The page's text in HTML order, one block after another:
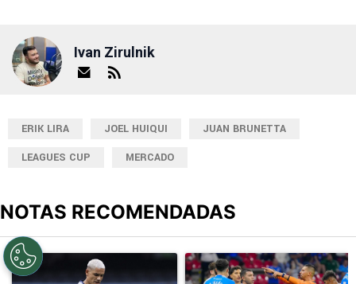
Ivan Zirulnik
ERIK LIRA JOEL HUIQUI
JUAN BRUNETTA
LEAGUES CUP
MERCADO
NOTAS RECOMENDADAS
Este listado muestra los artículos con más comentarios en los
Un artículo de tendencia con el título "Revelan un detalle clave
Un artículo de tendencia con el